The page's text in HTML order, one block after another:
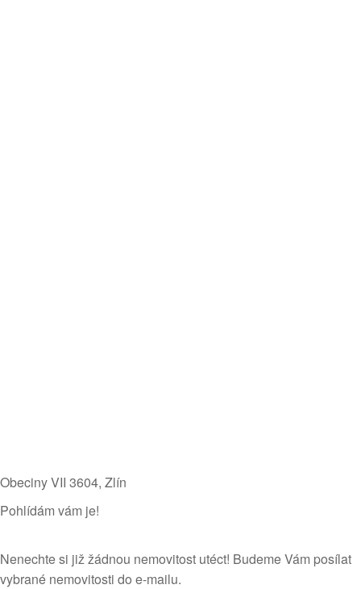
Obeciny VII 3604​, Zlín
Pohlídám vám je!
Nenechte si již žádnou nemovitost utéct! Budeme Vám posílat
vybrané nemovitosti do e-mailu.